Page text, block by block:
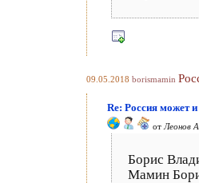
09.05.2018 borismamin
Re: Россия может
от Леонов
Борис
Мамин